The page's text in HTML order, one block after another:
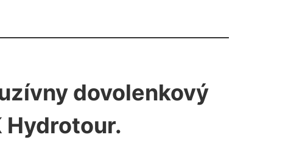
dovolenkový
Hydrotour.